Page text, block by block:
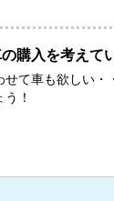
購入を考えて
せて車も欲しい
！